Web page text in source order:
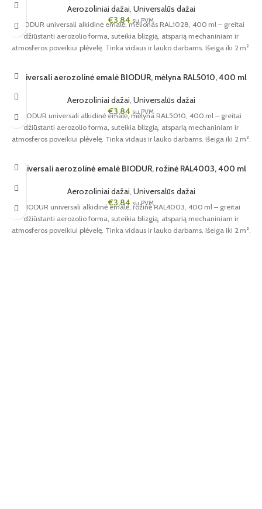
Aerozoliniai dažai Universalūs dažai
€3,84 su PVM
BIODUR universali alkidinė emalė, melionas RAL1028, 400 ml – greitai
džiūstanti aerozolio forma, suteikia blizgią, atsparią mechaniniam ir
atmosferos poveikiui plėvelę. Tinka vidaus ir lauko darbams. Išeiga iki 2 m².
Universali aerozolinė emalė BIODUR, mėlyna RAL5010, 400 ml
Aerozoliniai dažai Universalūs dažai
€3,84 su PVM
BIODUR universali alkidinė emalė, mėlyna RAL5010, 400 ml – greitai
džiūstanti aerozolio forma, suteikia blizgią, atsparią mechaniniam ir
atmosferos poveikiui plėvelę. Tinka vidaus ir lauko darbams. Išeiga iki 2 m².
Universali aerozolinė emalė BIODUR, rožinė RAL4003, 400 ml
Aerozoliniai dažai Universalūs dažai
€3,84 su PVM
BIODUR universali alkidinė emalė, rožinė RAL4003, 400 ml – greitai
džiūstanti aerozolio forma, suteikia blizgią, atsparią mechaniniam ir
atmosferos poveikiui plėvelę. Tinka vidaus ir lauko darbams. Išeiga iki 2 m².